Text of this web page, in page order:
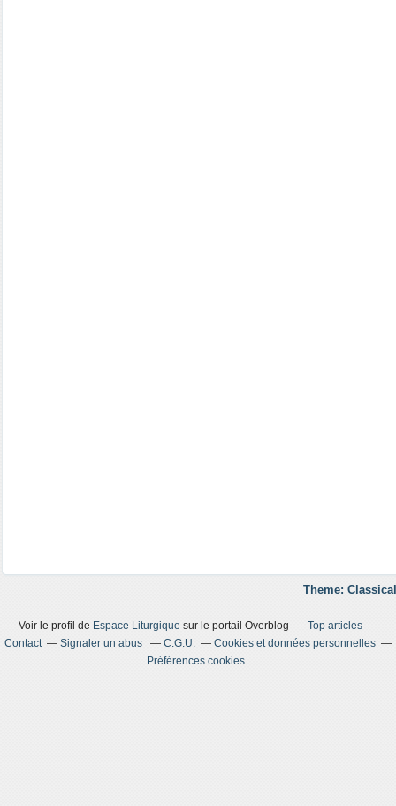
Theme:
Voir le profil de Espace Liturgiquesur le portail Overblog
Top articles
Contact
Signaler un abus C.G.U.
Cookies et données personnelles
Préférences cookies